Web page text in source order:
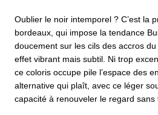
Oublier le noir intemporel ? C’est la
bordeaux, qui impose la tendance
doucement sur les cils des accros
effet vibrant mais subtil. Ni trop
ce coloris occupe pile l’espace des
alternative qui plaît, avec ce léger
capacité à renouveler le regard sans